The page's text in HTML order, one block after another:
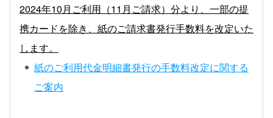
2024年10月ご利用（11月ご請求）分より、一部の提
携カードを除き、紙のご請求書発行手数料を改定いた
します。
紙のご利用代金明細書発行の手数料改定に関する
ご案内